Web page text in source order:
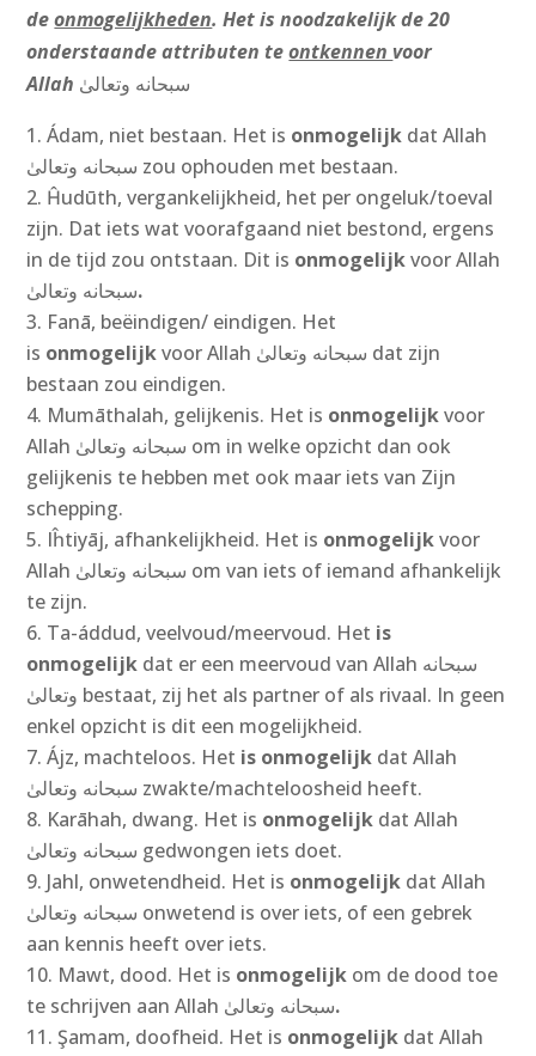
deonmogelijkheden. Het is noodzakelijk de 20
onderstaande attributen teontkennen voor
Allah سبحانه وتعالىٰ
Ádam, niet bestaan. Het is onmogelijk dat Allah
سبحانه وتعالىٰ zou ophouden met bestaan.
Ĥudūth, vergankelijkheid, het per ongeluk/toeval
zijn. Dat iets wat voorafgaand niet bestond, ergens
in de tijd zou ontstaan. Dit is onmogelijkvoor Allah
سبحانه وتعالىٰ‎.
Fanā, beëindigen/ eindigen. Het
is onmogelijkvoor Allah سبحانه وتعالىٰ dat zijn
bestaan zou eindigen.
Mumāthalah, gelijkenis. Het is onmogelijkvoor
Allah سبحانه وتعالىٰ‎ om in welke opzicht dan ook
gelijkenis te hebben met ook maar iets van Zijn
schepping.
Iĥtiyāj, afhankelijkheid. Het is onmogelijkvoor
Allah سبحانه وتعالىٰ‎ om van iets of iemand afhankelijk
te zijn.
Ta-áddud, veelvoud/meervoud. Het is
onmogelijk dat er een meervoud van Allah سبحانه
وتعالىٰ‎ bestaat, zij het als partner of als rivaal. In geen
enkel opzicht is dit een mogelijkheid.
Ájz, machteloos. Het is onmogelijk dat Allah
سبحانه وتعالىٰ zwakte/machteloosheid heeft.
Karāhah, dwang. Het is onmogelijk dat Allah
سبحانه وتعالىٰ gedwongen iets doet.
Jahl, onwetendheid. Het is onmogelijk dat Allah
سبحانه وتعالىٰ onwetend is over iets, of een gebrek
aan kennis heeft over iets.
Mawt, dood. Het is onmogelijk om de dood toe
te schrijven aan Allah سبحانه وتعالىٰ‎.
Şamam, doofheid. Het is onmogelijk dat Allah